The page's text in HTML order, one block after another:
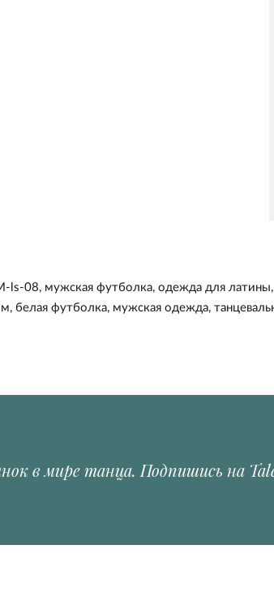
ls-08, мужская футболка, одежда для латины,
, белая футболка, мужская одежда,
в мире танца. Подпишись на